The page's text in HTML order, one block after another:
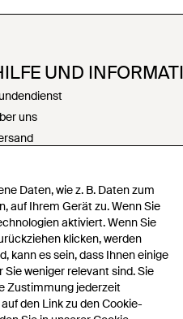
Daten, wie z. B. Daten zum
auf Ihrem Gerät zu. Wenn Sie
aktiviert. Wenn Sie
klicken, werden
kann es sein, dass Ihnen einige
weniger relevant sind. Sie
Zustimmung jederzeit
den Link zu den Cookie-
UND
uns
Geschäftsbedingungen
& Cookies
Eigentum